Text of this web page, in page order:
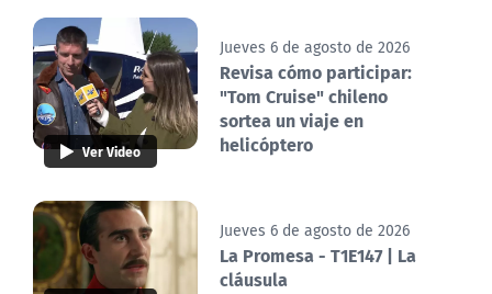
Ver Video
Jueves 6 de agosto de 2026
Revisa cómo participar:
"Tom Cruise" chileno
sortea un viaje en
helicóptero
Jueves 6 de agosto de 2026
La Promesa - T1E147 | La
cláusula